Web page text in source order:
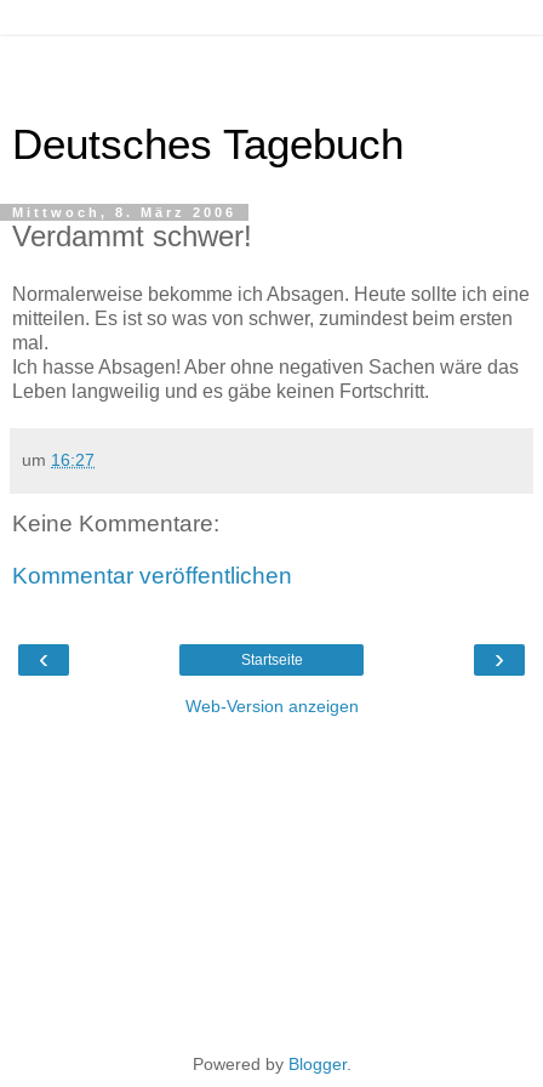
Deutsches Tagebuch
Mittwoch, 8. März 2006
Verdammt schwer!
Normalerweise bekomme ich Absagen. Heute sollte ich eine
mitteilen. Es ist so was von schwer, zumindest beim ersten
mal.
Ich hasse Absagen! Aber ohne negativen Sachen wäre das
Leben langweilig und es gäbe keinen Fortschritt.
um 16:27
Keine Kommentare:
Kommentar veröffentlichen
‹ ›
Startseite
Web-Version anzeigen
Powered by Blogger.